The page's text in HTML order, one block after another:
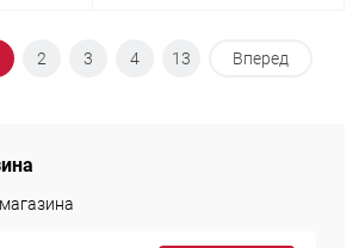
2 3 4 13 Вперед